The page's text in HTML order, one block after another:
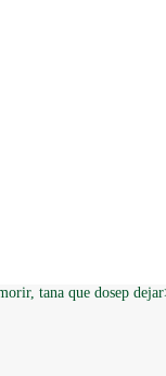
tana que dosep